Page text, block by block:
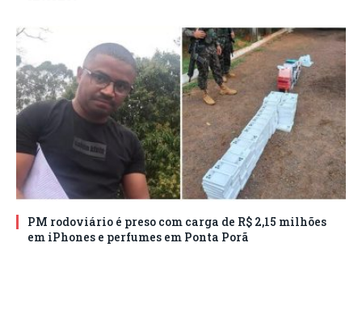
PM rodoviário é preso com carga de R$ 2,15 milhões
em iPhones e perfumes em Ponta Porã